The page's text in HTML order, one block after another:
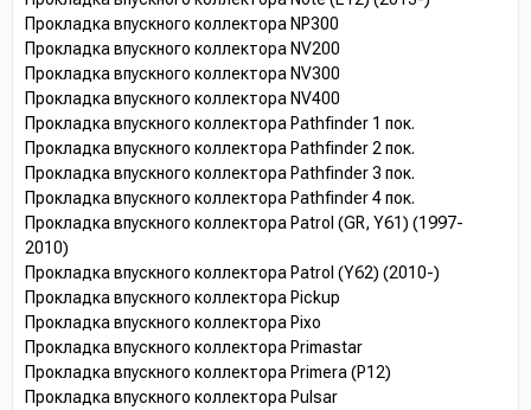
Прокладка впускного коллектора NP300
Прокладка впускного коллектора NV200
Прокладка впускного коллектора NV300
Прокладка впускного коллектора NV400
Прокладка впускного коллектора Pathfinder 1 пок.
Прокладка впускного коллектора Pathfinder 2 пок.
Прокладка впускного коллектора Pathfinder 3 пок.
Прокладка впускного коллектора Pathfinder 4 пок.
Прокладка впускного коллектора Patrol (GR, Y61) (1997-
2010)
Прокладка впускного коллектора Patrol (Y62) (2010-)
Прокладка впускного коллектора Pickup
Прокладка впускного коллектора Pixo
Прокладка впускного коллектора Primastar
Прокладка впускного коллектора Primera (P12)
Прокладка впускного коллектора Pulsar